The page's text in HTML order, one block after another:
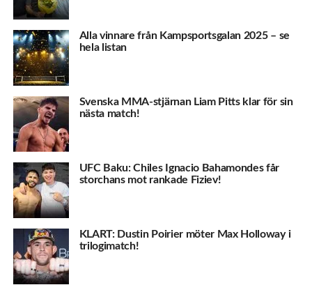
Alla vinnare från Kampsportsgalan 2025 – se
hela listan
Svenska MMA-stjärnan Liam Pitts klar för sin
nästa match!
UFC Baku: Chiles Ignacio Bahamondes får
storchans mot rankade Fiziev!
KLART: Dustin Poirier möter Max Holloway i
trilogimatch!